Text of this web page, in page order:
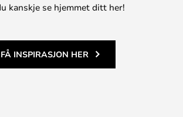
kanskje se hjemmet ditt her!
FÅ INSPIRASJON HER